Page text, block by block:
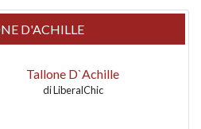
D'ACHILLE
Tallone D`Achille
diLiberalChic